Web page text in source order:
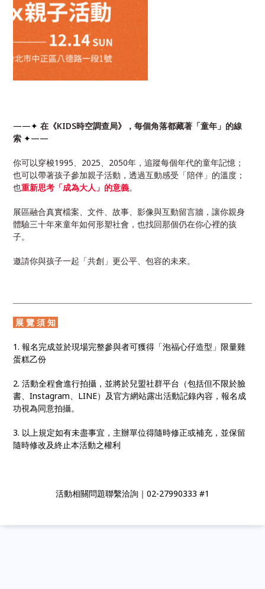
——✦在《KIDS時空調查局》，每個角落都藏著「童年」的線
索 ✦——
你可以穿梭1995、2025、2050年，追蹤每個年代的童年記憶；
也可以帶著孩子參加親子活動，透過互動感受「陪伴」的溫度；
也重新思考「成為大人」的意義。
展區融合真實檔案、文件、故事、影像與互動留言牆，讓你親身
體驗三十年來童年如何形塑社會，也找回那個仍在你心裡的孩
子。
邀請你與孩子一起「共創」更公平、包容的未來。
展 覽 須 知
1. 報名完成並於現場完整參與者可獲得「泡福心仔造型」限量雞
蛋糕乙份
2. 活動全程會進行拍攝，並將於兒盟社群平台（包括但不限於臉
書、Instagram、LINE）及官方網站露出活動記錄內容，報名成
功視為同意拍攝。
3. 以上規定如有未盡事宜，主辦單位得隨時修正或補充，並保留
隨時修改及終止本活動之權利
活動相關問題聯繫洽詢｜02-27990333 #1